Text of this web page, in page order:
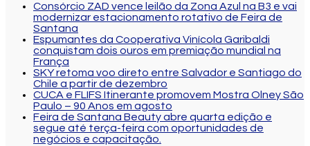
Consórcio ZAD vence leilão da Zona Azul na B3 e vai
modernizar estacionamento rotativo de Feira de
Santana
Espumantes da Cooperativa Vinícola Garibaldi
conquistam dois ouros em premiação mundial na
França
SKY retoma voo direto entre Salvador e Santiago do
Chile a partir de dezembro
CUCA e FLIFS Itinerante promovem Mostra Olney São
Paulo – 90 Anos em agosto
Feira de Santana Beauty abre quarta edição e
segue até terça-feira com oportunidades de
negócios e capacitação.